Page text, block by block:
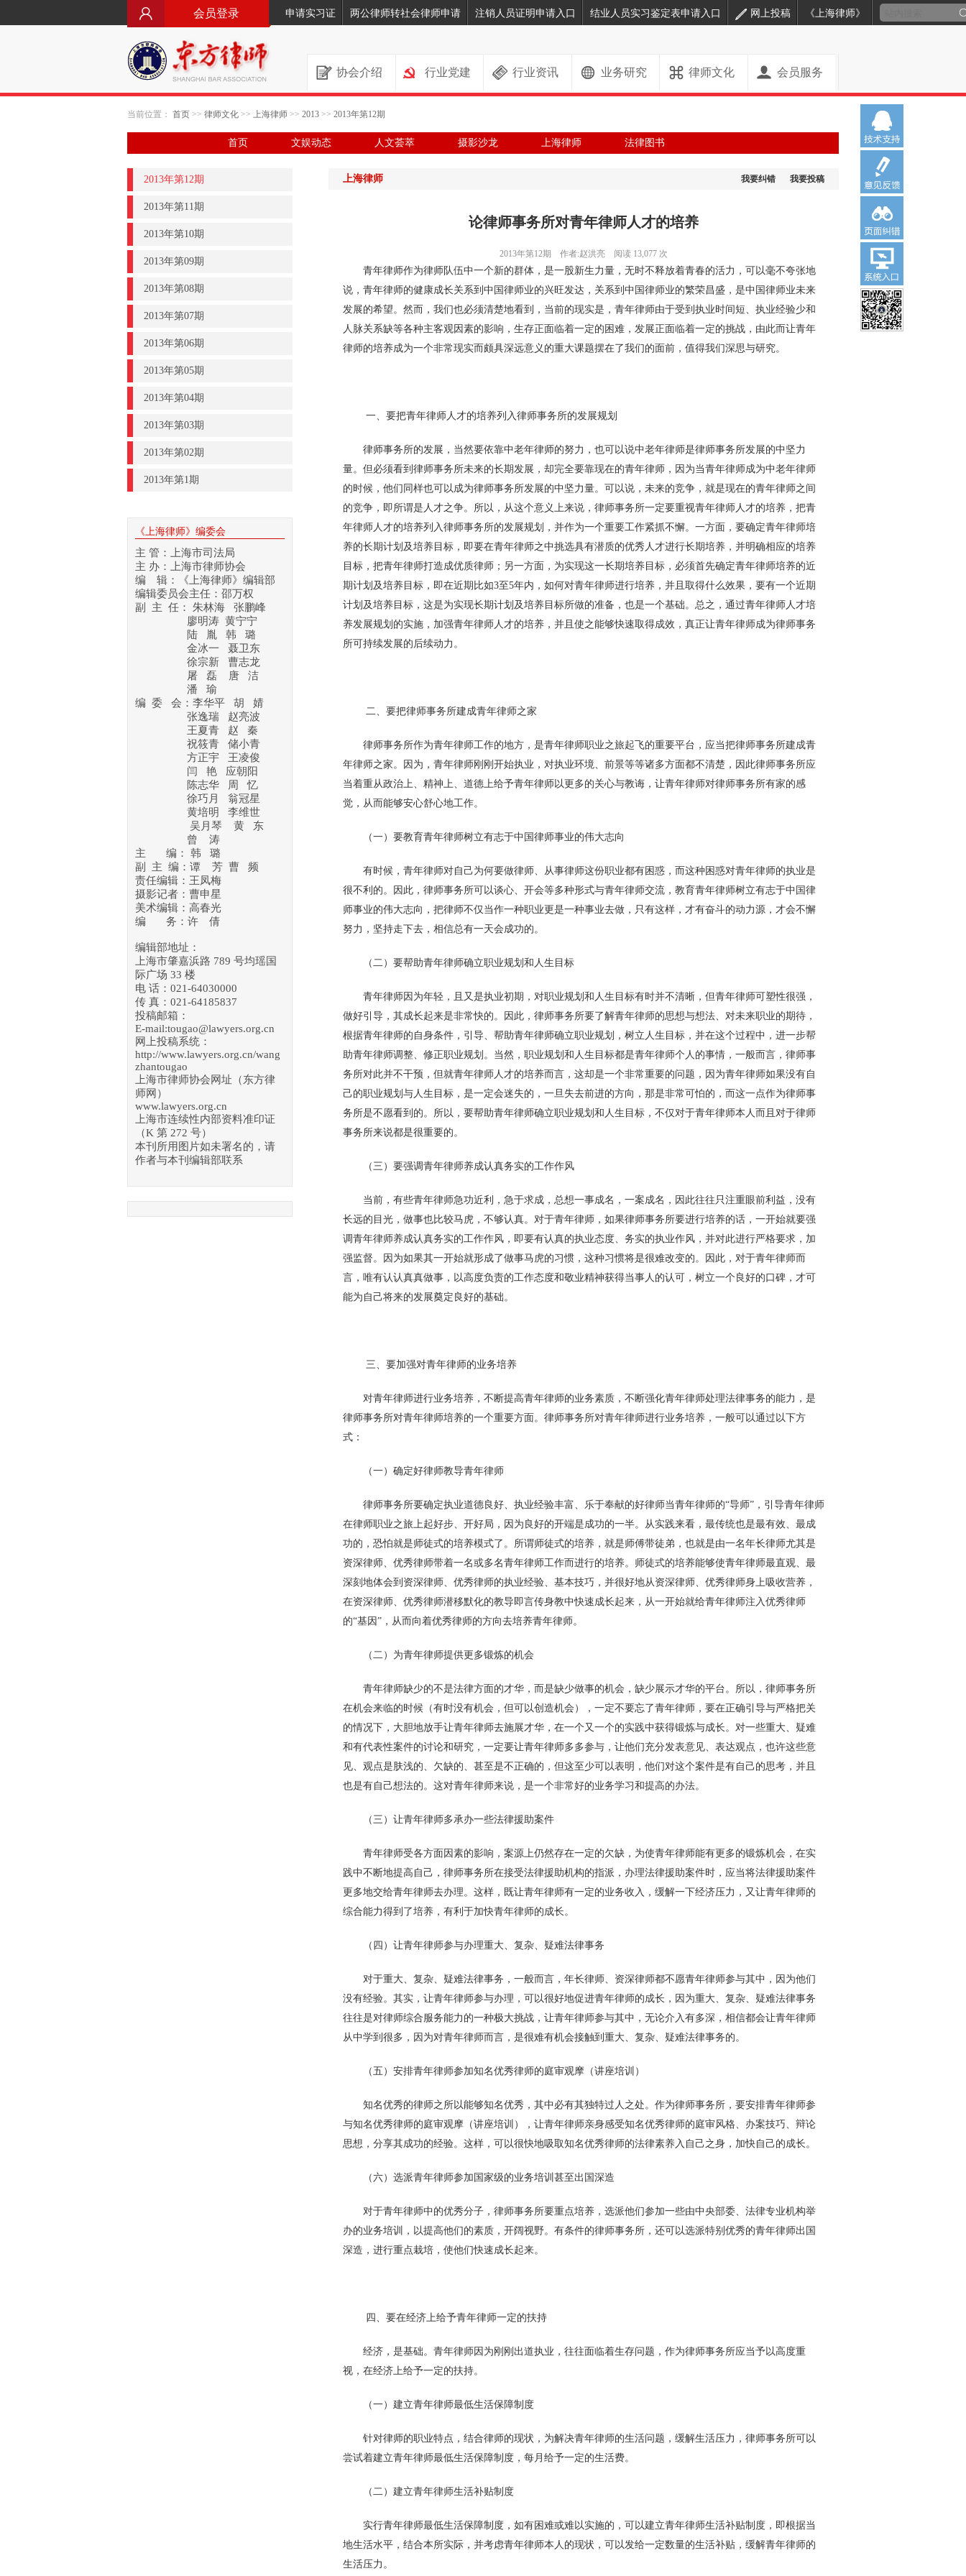
会员登录 申请实习证 两公律师转社会律师申请 注销人员证明申请入口 结业人员实习鉴定表申请入口 网上投稿 《上海律师》
协会介绍 行业党建 行业资讯 业务研究 律师文化 会员服务
当前位置： 首页 >> 律师文化 >> 上海律师 >> 2013 >> 2013年第12期
首页 文娱动态 人文荟萃 摄影沙龙 上海律师 法律图书
2013年第12期
2013年第11期
2013年第10期
2013年第09期
2013年第08期
2013年第07期
2013年第06期
2013年第05期
2013年第04期
2013年第03期
2013年第02期
2013年第1期
《上海律师》编委会
主 管：上海市司法局
主 办：上海市律师协会
编 辑：《上海律师》编辑部
编辑委员会主任：邵万权
副 主 任： 朱林海 张鹏峰
廖明涛 黄宁宁
陆 胤 韩 璐
金冰一 聂卫东
徐宗新 曹志龙
屠 磊 唐 洁
潘 瑜
编 委 会：李华平 胡 婧
张逸瑞 赵亮波
王夏青 赵 秦
祝筱青 储小青
方正宇 王凌俊
闫 艳 应朝阳
陈志华 周 忆
徐巧月 翁冠星
黄培明 李维世
吴月琴
黄 东
曾 涛
主 编： 韩 璐
副 主 编：谭 芳 曹 频
责任编辑：王凤梅
摄影记者：曹申星
美术编辑：高春光
编 务：许 倩
编辑部地址：
上海市肇嘉浜路 789 号均瑶国
际广场 33 楼
电 话：021-64030000
传 真：021-64185837
投稿邮箱：
E-mail:tougao@lawyers.org.cn
网上投稿系统：
http://www.lawyers.org.cn/wang
zhantougao
上海市律师协会网址（东方律
师网）
www.lawyers.org.cn
上海市连续性内部资料准印证
（K 第 272 号）
本刊所用图片如未署名的，请
作者与本刊编辑部联系
我要投稿
我要纠错
上海律师
论律师事务所对青年律师人才的培养
2013年第12期 作者:赵洪亮 阅读 13,077 次
青年律师作为律师队伍中一个新的群体，是一股新生力量，无时不释放着青春的活力，可以毫不夸张地
说，青年律师的健康成长关系到中国律师业的兴旺发达，关系到中国律师业的繁荣昌盛，是中国律师业未来
发展的希望。然而，我们也必须清楚地看到，当前的现实是，青年律师由于受到执业时间短、执业经验少和
人脉关系缺等各种主客观因素的影响，生存正面临着一定的困难，发展正面临着一定的挑战，由此而让青年
律师的培养成为一个非常现实而颇具深远意义的重大课题摆在了我们的面前，值得我们深思与研究。
一、要把青年律师人才的培养列入律师事务所的发展规划
律师事务所的发展，当然要依靠中老年律师的努力，也可以说中老年律师是律师事务所发展的中坚力
量。但必须看到律师事务所未来的长期发展，却完全要靠现在的青年律师，因为当青年律师成为中老年律师
的时候，他们同样也可以成为律师事务所发展的中坚力量。可以说，未来的竞争，就是现在的青年律师之间
的竞争，即所谓是人才之争。所以，从这个意义上来说，律师事务所一定要重视青年律师人才的培养，把青
年律师人才的培养列入律师事务所的发展规划，并作为一个重要工作紧抓不懈。一方面，要确定青年律师培
养的长期计划及培养目标，即要在青年律师之中挑选具有潜质的优秀人才进行长期培养，并明确相应的培养
目标，把青年律师打造成优质律师；另一方面，为实现这一长期培养目标，必须首先确定青年律师培养的近
期计划及培养目标，即在近期比如3至5年内，如何对青年律师进行培养，并且取得什么效果，要有一个近期
计划及培养目标，这是为实现长期计划及培养目标所做的准备，也是一个基础。总之，通过青年律师人才培
养发展规划的实施，加强青年律师人才的培养，并且使之能够快速取得成效，真正让青年律师成为律师事务
所可持续发展的后续动力。
二、要把律师事务所建成青年律师之家
律师事务所作为青年律师工作的地方，是青年律师职业之旅起飞的重要平台，应当把律师事务所建成青
年律师之家。因为，青年律师刚刚开始执业，对执业环境、前景等等诸多方面都不清楚，因此律师事务所应
当着重从政治上、精神上、道德上给予青年律师以更多的关心与教诲，让青年律师对律师事务所有家的感
觉，从而能够安心舒心地工作。
（一）要教育青年律师树立有志于中国律师事业的伟大志向
有时候，青年律师对自己为何要做律师、从事律师这份职业都有困惑，而这种困惑对青年律师的执业是
很不利的。因此，律师事务所可以谈心、开会等多种形式与青年律师交流，教育青年律师树立有志于中国律
师事业的伟大志向，把律师不仅当作一种职业更是一种事业去做，只有这样，才有奋斗的动力源，才会不懈
努力，坚持走下去，相信总有一天会成功的。
（二）要帮助青年律师确立职业规划和人生目标
青年律师因为年轻，且又是执业初期，对职业规划和人生目标有时并不清晰，但青年律师可塑性很强，
做好引导，其成长起来是非常快的。因此，律师事务所要了解青年律师的思想与想法、对未来职业的期待，
根据青年律师的自身条件，引导、帮助青年律师确立职业规划，树立人生目标，并在这个过程中，进一步帮
助青年律师调整、修正职业规划。当然，职业规划和人生目标都是青年律师个人的事情，一般而言，律师事
务所对此并不干预，但就青年律师人才的培养而言，这却是一个非常重要的问题，因为青年律师如果没有自
己的职业规划与人生目标，是一定会迷失的，一旦失去前进的方向，那是非常可怕的，而这一点作为律师事
务所是不愿看到的。所以，要帮助青年律师确立职业规划和人生目标，不仅对于青年律师本人而且对于律师
事务所来说都是很重要的。
（三）要强调青年律师养成认真务实的工作作风
当前，有些青年律师急功近利，急于求成，总想一事成名，一案成名，因此往往只注重眼前利益，没有
长远的目光，做事也比较马虎，不够认真。对于青年律师，如果律师事务所要进行培养的话，一开始就要强
调青年律师养成认真务实的工作作风，即要有认真的执业态度、务实的执业作风，并对此进行严格要求，加
强监督。因为如果其一开始就形成了做事马虎的习惯，这种习惯将是很难改变的。因此，对于青年律师而
言，唯有认认真真做事，以高度负责的工作态度和敬业精神获得当事人的认可，树立一个良好的口碑，才可
能为自己将来的发展奠定良好的基础。
三、要加强对青年律师的业务培养
对青年律师进行业务培养，不断提高青年律师的业务素质，不断强化青年律师处理法律事务的能力，是
律师事务所对青年律师培养的一个重要方面。律师事务所对青年律师进行业务培养，一般可以通过以下方
式：
（一）确定好律师教导青年律师
律师事务所要确定执业道德良好、执业经验丰富、乐于奉献的好律师当青年律师的“导师”，引导青年律师
在律师职业之旅上起好步、开好局，因为良好的开端是成功的一半。从实践来看，最传统也是最有效、最成
功的，恐怕就是师徒式的培养模式了。所谓师徒式的培养，就是师傅带徒弟，也就是由一名年长律师尤其是
资深律师、优秀律师带着一名或多名青年律师工作而进行的培养。师徒式的培养能够使青年律师最直观、最
深刻地体会到资深律师、优秀律师的执业经验、基本技巧，并很好地从资深律师、优秀律师身上吸收营养，
在资深律师、优秀律师潜移默化的教导即言传身教中快速成长起来，从一开始就给青年律师注入优秀律师
的“基因”，从而向着优秀律师的方向去培养青年律师。
（二）为青年律师提供更多锻炼的机会
青年律师缺少的不是法律方面的才华，而是缺少做事的机会，缺少展示才华的平台。所以，律师事务所
在机会来临的时候（有时没有机会，但可以创造机会），一定不要忘了青年律师，要在正确引导与严格把关
的情况下，大胆地放手让青年律师去施展才华，在一个又一个的实践中获得锻炼与成长。对一些重大、疑难
和有代表性案件的讨论和研究，一定要让青年律师多多参与，让他们充分发表意见、表达观点，也许这些意
见、观点是肤浅的、欠缺的、甚至是不正确的，但这至少可以表明，他们对这个案件是有自己的思考，并且
也是有自己想法的。这对青年律师来说，是一个非常好的业务学习和提高的办法。
（三）让青年律师多承办一些法律援助案件
青年律师受各方面因素的影响，案源上仍然存在一定的欠缺，为使青年律师能有更多的锻炼机会，在实
践中不断地提高自己，律师事务所在接受法律援助机构的指派，办理法律援助案件时，应当将法律援助案件
更多地交给青年律师去办理。这样，既让青年律师有一定的业务收入，缓解一下经济压力，又让青年律师的
综合能力得到了培养，有利于加快青年律师的成长。
（四）让青年律师参与办理重大、复杂、疑难法律事务
对于重大、复杂、疑难法律事务，一般而言，年长律师、资深律师都不愿青年律师参与其中，因为他们
没有经验。其实，让青年律师参与办理，可以很好地促进青年律师的成长，因为重大、复杂、疑难法律事务
往往是对律师综合服务能力的一种极大挑战，让青年律师参与其中，无论介入有多深，相信都会让青年律师
从中学到很多，因为对青年律师而言，是很难有机会接触到重大、复杂、疑难法律事务的。
（五）安排青年律师参加知名优秀律师的庭审观摩（讲座培训）
知名优秀的律师之所以能够知名优秀，其中必有其独特过人之处。作为律师事务所，要安排青年律师参
与知名优秀律师的庭审观摩（讲座培训），让青年律师亲身感受知名优秀律师的庭审风格、办案技巧、辩论
思想，分享其成功的经验。这样，可以很快地吸取知名优秀律师的法律素养入自己之身，加快自己的成长。
（六）选派青年律师参加国家级的业务培训甚至出国深造
对于青年律师中的优秀分子，律师事务所要重点培养，选派他们参加一些由中央部委、法律专业机构举
办的业务培训，以提高他们的素质，开阔视野。有条件的律师事务所，还可以选派特别优秀的青年律师出国
深造，进行重点栽培，使他们快速成长起来。
四、要在经济上给予青年律师一定的扶持
经济，是基础。青年律师因为刚刚出道执业，往往面临着生存问题，作为律师事务所应当予以高度重
视，在经济上给予一定的扶持。
（一）建立青年律师最低生活保障制度
针对律师的职业特点，结合律师的现状，为解决青年律师的生活问题，缓解生活压力，律师事务所可以
尝试着建立青年律师最低生活保障制度，每月给予一定的生活费。
（二）建立青年律师生活补贴制度
实行青年律师最低生活保障制度，如有困难或难以实施的，可以建立青年律师生活补贴制度，即根据当
地生活水平，结合本所实际，并考虑青年律师本人的现状，可以发给一定数量的生活补贴，缓解青年律师的
生活压力。